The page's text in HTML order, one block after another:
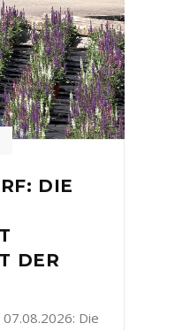
DIE
DER
Die